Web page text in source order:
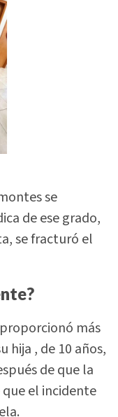
se
de ese grado,
se fracturó el
más
hija , de 10 años,
de que la
el incidente